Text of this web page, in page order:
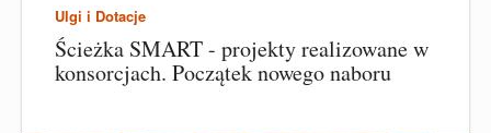
Ulgi i Dotacje
Ścieżka SMART - projekty realizowane w
konsorcjach. Początek nowego naboru